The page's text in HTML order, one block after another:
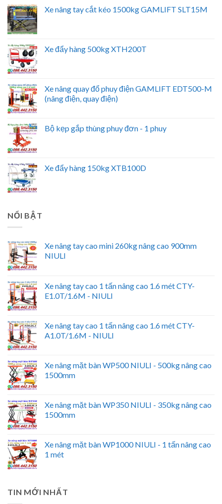
Xe nâng tay cắt kéo 1500kg GAMLIFT SLT15M
Xe đẩy hàng 500kg XTH200T
Xe nâng quay đổ phuy điện GAMLIFT EDT500-M
(nâng điện, quay điện)
Bộ kẹp gắp thùng phuy đơn - 1 phuy
Xe đẩy hàng 150kg XTB100D
NỔI BẬT
Xe nâng tay cao mini 260kg nâng cao 900mm
NIULI
Xe nâng tay cao 1 tấn nâng cao 1.6 mét CTY-
E1.0T/1.6M - NIULI
Xe nâng tay cao 1 tấn nâng cao 1.6 mét CTY-
A1.0T/1.6M - NIULI
Xe nâng mặt bàn WP500 NIULI - 500kg nâng cao
1500mm
Xe nâng mặt bàn WP350 NIULI - 350kg nâng cao
1500mm
Xe nâng mặt bàn WP1000 NIULI - 1 tấn nâng cao
1 mét
TIN MỚI NHẤT